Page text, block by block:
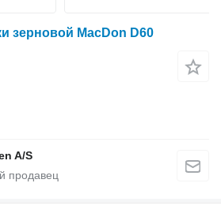
зерновой MacDon D60
A/S